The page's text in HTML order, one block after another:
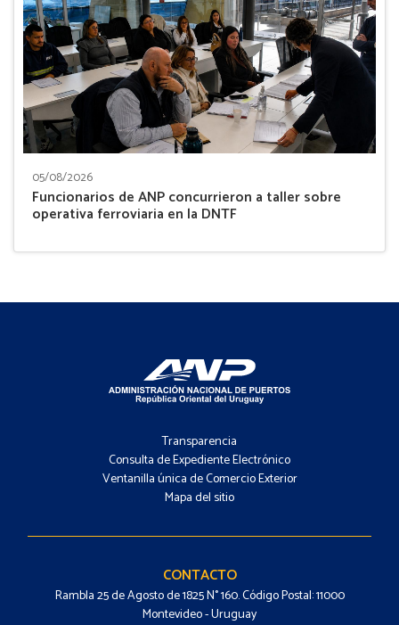
05/08/2026
Funcionarios de ANP concurrieron a taller sobre
operativa ferroviaria en la DNTF
-
Menú
Transparencia
Consulta de Expediente Electrónico
Ventanilla única de Comercio Exterior
Mapa del sitio
-
Contacto
CONTACTO
Rambla 25 de Agosto de 1825 N° 160. Código Postal: 11000
Montevideo - Uruguay